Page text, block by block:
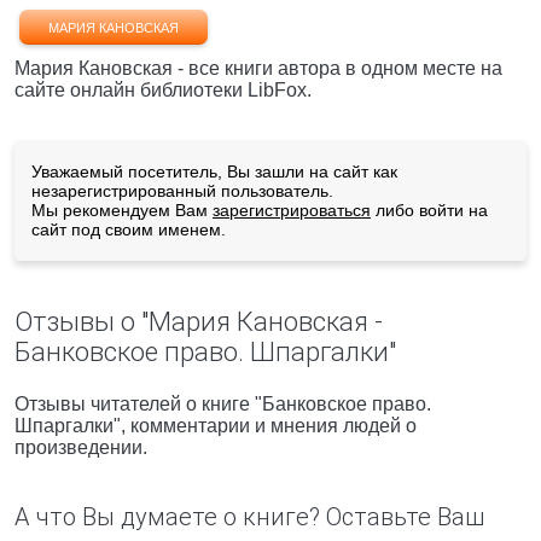
МАРИЯ КАНОВСКАЯ
Мария Кановская - все книги автора в одном месте на
сайте онлайн библиотеки LibFox.
Уважаемый посетитель, Вы зашли на сайт как
незарегистрированный пользователь.
Мы рекомендуем Вам зарегистрироваться либо войти на
сайт под своим именем.
Отзывы о "Мария Кановская -
Банковское право. Шпаргалки"
Отзывы читателей о книге "Банковское право.
Шпаргалки", комментарии и мнения людей о
произведении.
А что Вы думаете о книге? Оставьте Ваш